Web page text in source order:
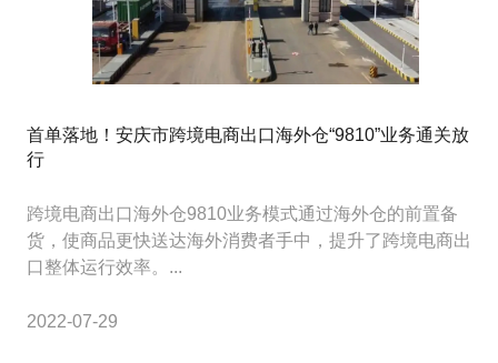
首单落地！安庆市跨境电商出口海外仓“9810”业务通关放
行
跨境电商出口海外仓9810业务模式通过海外仓的前置备
货，使商品更快送达海外消费者手中，提升了跨境电商出
口整体运行效率。...
2022-07-29